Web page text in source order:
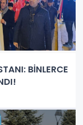
BİNLERCE